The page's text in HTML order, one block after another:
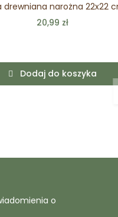
drewniana narożna 22x22
20,99 zł
Dodaj do koszyka
o